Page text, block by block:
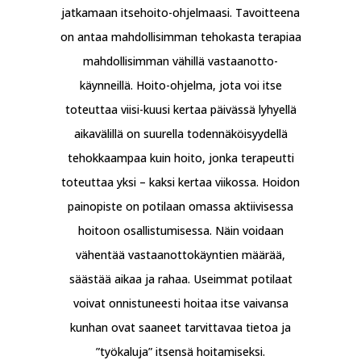
jatkamaan itsehoito-ohjelmaasi. Tavoitteena
on antaa mahdollisimman tehokasta terapiaa
mahdollisimman vähillä vastaanotto-
käynneillä. Hoito-ohjelma, jota voi itse
toteuttaa viisi-kuusi kertaa päivässä lyhyellä
aikavälillä on suurella todennäköisyydellä
tehokkaampaa kuin hoito, jonka terapeutti
toteuttaa yksi – kaksi kertaa viikossa. Hoidon
painopiste on potilaan omassa aktiivisessa
hoitoon osallistumisessa. Näin voidaan
vähentää vastaanottokäyntien määrää,
säästää aikaa ja rahaa. Useimmat potilaat
voivat onnistuneesti hoitaa itse vaivansa
kunhan ovat saaneet tarvittavaa tietoa ja
”työkaluja” itsensä hoitamiseksi.